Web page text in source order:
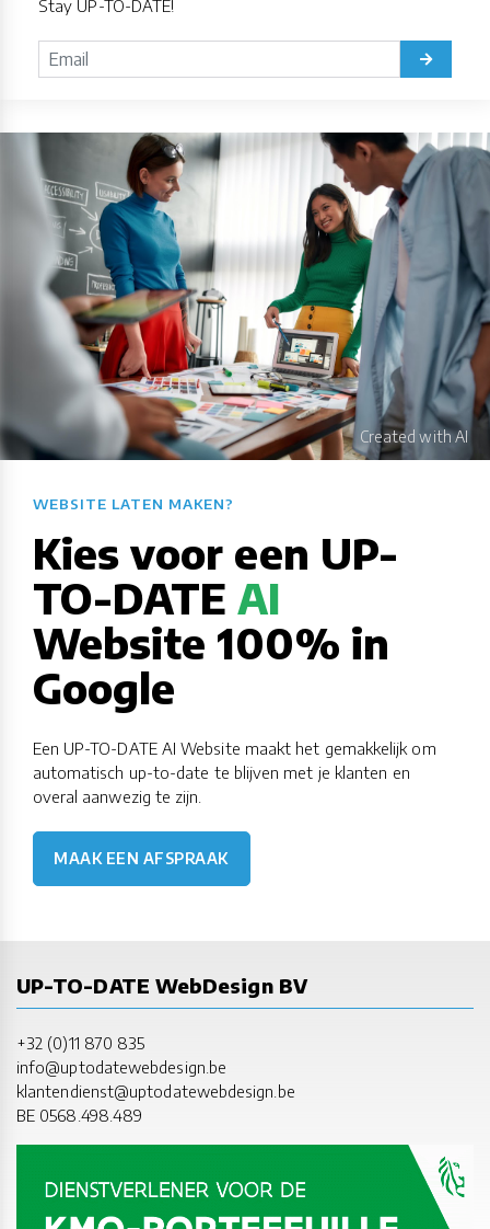
Stay UP-TO-DATE!
WEBSITE LATEN MAKEN?​​​​​​​​​​​​​​
Kies voor een UP-
TO-DATE AI
Website 100% in
Google
Een UP-TO-DATE AI Website maakt het gemakkelijk om
automatisch up-to-date te blijven met je klanten en
overal aanwezig te zijn.
MAAK EEN AFSPRAAK
UP-TO-DATE WebDesign BV
+32 (0)11 870 835
info@uptodatewebdesign.be
klantendienst@uptodatewebdesign.be
BE 0568.498.489